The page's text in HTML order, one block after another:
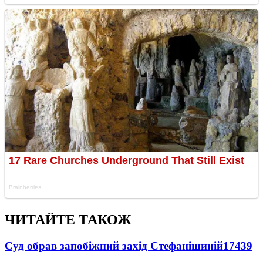
ЧИТАЙТЕ ТАКОЖ
Суд обрав запобіжний захід Стефанішиній17439